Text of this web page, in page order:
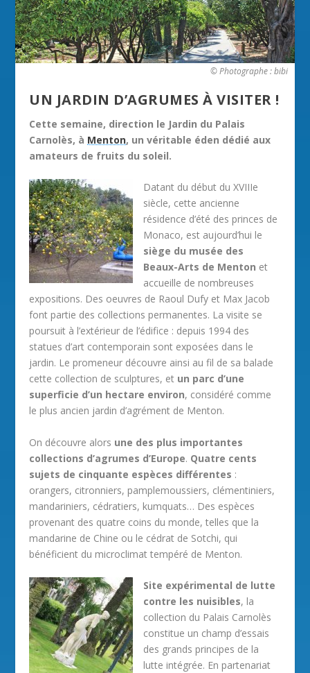
© Photographe : bibi
UN JARDIN D’AGRUMES À VISITER !
Cette semaine, direction le Jardin du Palais
Carnolès, à Menton, un véritable éden dédié aux
amateurs de fruits du soleil.
Datant du début du XVIIIe
siècle, cette ancienne
résidence d’été des princes de
Monaco, est aujourd’hui le
siège du musée des
Beaux-Arts de Menton et
accueille de nombreuses
expositions. Des oeuvres de Raoul Dufy et Max Jacob
font partie des collections permanentes. La visite se
poursuit à l’extérieur de l’édifice : depuis 1994 des
statues d’art contemporain sont exposées dans le
jardin. Le promeneur découvre ainsi au fil de sa balade
cette collection de sculptures, et un parc d’une
superficie d’un hectare environ, considéré comme
le plus ancien jardin d’agrément de Menton.
On découvre alors une des plus importantes
collections d’agrumes d’Europe. Quatre cents
sujets de cinquante espèces différentes :
orangers, citronniers, pamplemoussiers, clémentiniers,
mandariniers, cédratiers, kumquats… Des espèces
provenant des quatre coins du monde, telles que la
mandarine de Chine ou le cédrat de Sotchi, qui
bénéficient du microclimat tempéré de Menton.
Site expérimental de lutte
contre les nuisibles, la
collection du Palais Carnolès
constitue un champ d’essais
des grands principes de la
lutte intégrée. En partenariat